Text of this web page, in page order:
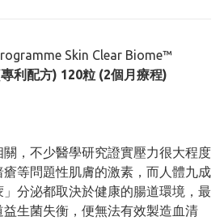
Skin Clear Biome™
利配方) 120粒 (2個月療程)
，不少醫學研究證實壓力很大程度
瘡等問題性肌膚的激素，而人體九成
分泌都取決於健康的腸道環境，最
生菌失衡，便無法有效製造血清